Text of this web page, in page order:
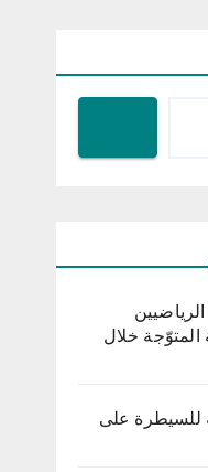
المتوّجة خلال
للسيطرة على